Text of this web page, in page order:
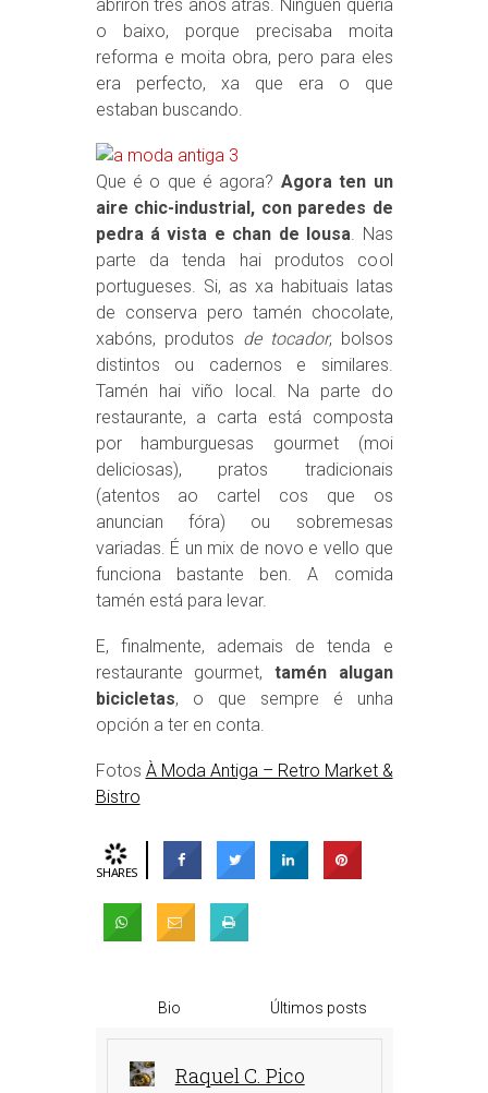
abriron tres anos atrás. Ninguén quería
o baixo, porque precisaba moita
reforma e moita obra, pero para eles
era perfecto, xa que era o que
estaban buscando.
Que é o que é agora? Agora ten un
aire chic-industrial, con paredes de
pedra á vista e chan de lousa. Nas
parte da tenda hai produtos cool
portugueses. Si, as xa habituais latas
de conserva pero tamén chocolate,
xabóns, produtos de tocador, bolsos
distintos ou cadernos e similares.
Tamén hai viño local. Na parte do
restaurante, a carta está composta
por hamburguesas gourmet (moi
deliciosas), pratos tradicionais
(atentos ao cartel cos que os
anuncian fóra) ou sobremesas
variadas. É un mix de novo e vello que
funciona bastante ben. A comida
tamén está para levar.
E, finalmente, ademais de tenda e
restaurante gourmet, tamén alugan
bicicletas, o que sempre é unha
opción a ter en conta.
Fotos À Moda Antiga – Retro Market &
Bistro
SHARES
Bio Últimos posts
Raquel C. Pico